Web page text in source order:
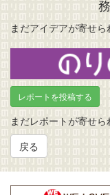
まだアイデアが寄せ
の
レポートを投稿する
まだレポートが寄せ
戻る